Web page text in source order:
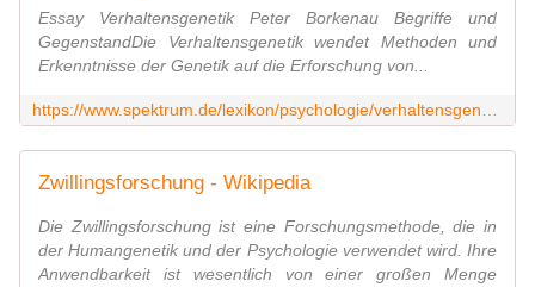
Essay Verhaltensgenetik Peter Borkenau Begriffe und
GegenstandDie Verhaltensgenetik wendet Methoden und
Erkenntnisse der Genetik auf die Erforschung von...
Zwillingsforschung - Wikipedia
Die Zwillingsforschung ist eine Forschungsmethode, die in
der Humangenetik und der Psychologie verwendet wird. Ihre
Anwendbarkeit ist wesentlich von einer großen Menge